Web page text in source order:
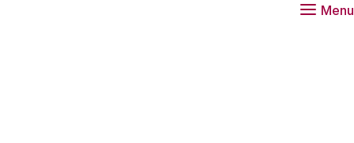
Menu